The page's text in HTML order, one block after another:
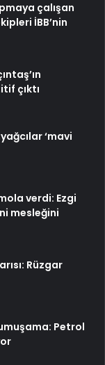
çalışan
İBB’nin
çıktı
‘mavi
verdi: Ezgi
mesleğini
Rüzgar
Petrol